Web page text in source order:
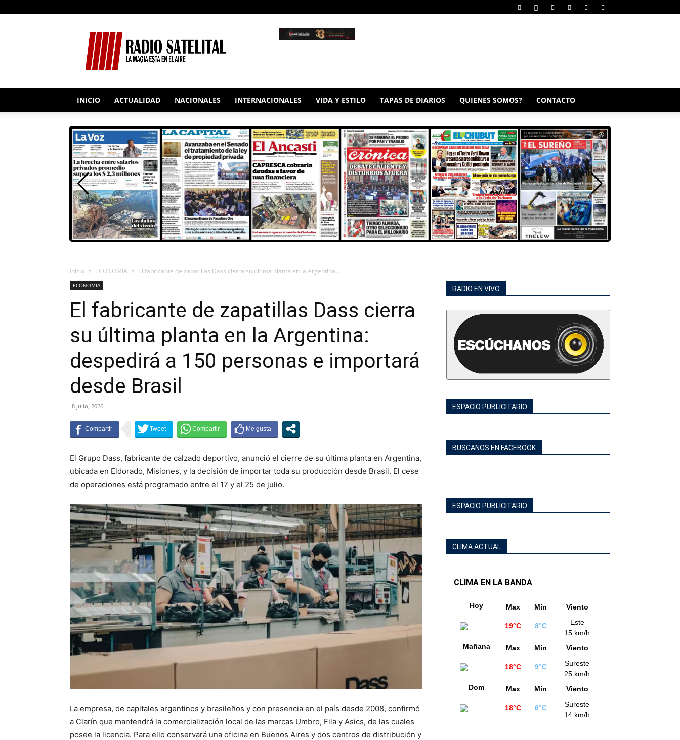
SATELITAL
INICIO ACTUALIDAD NACIONALES INTERNACIONALES VIDA Y ESTILO TAPAS DE DIARIOS QUIENES SOMOS? CONTACTO
Inicio ECONOMIA El fabricante de zapatillas Dass cierra su última planta en la Argentina:...
ECONOMIA
El fabricante de zapatillas Dass cierra
su última planta en la Argentina:
despedirá a 150 personas e importará
desde Brasil
8 julio, 2026
El Grupo Dass, fabricante de calzado deportivo, anunció el cierre de su última planta en Argentina,
ubicada en Eldorado, Misiones, y la decisión de importar toda su producción desde Brasil. El cese
de operaciones está programado entre el 17 y el 25 de julio.
La empresa, de capitales argentinos y brasileños y con presencia en el país desde 2008, confirmó
a Clarín que mantendrá la comercialización local de las marcas Umbro, Fila y Asics, de las cuales
posee la licencia. Para ello conservará una oficina en Buenos Aires y dos centros de distribución y
RADIO EN VIVO
ESPACIO PUBLICITARIO
BUSCANOS EN FACEBOOK
ESPACIO PUBLICITARIO
CLIMA ACTUAL
CLIMA EN LA BANDA
Hoy Max Mín Viento
19°C 8°C
Este
15 km/h
Mañana
Max Mín Viento
18°C 9°C
Sureste
25 km/h
Dom
Max Mín Viento
18°C 6°C
Sureste
14 km/h